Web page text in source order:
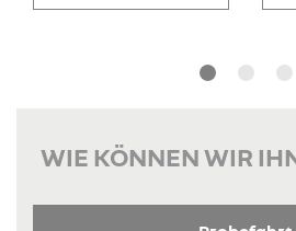
WIE KÖNNEN WIR